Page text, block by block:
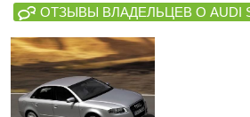
ОТЗЫВЫ ВЛАДЕЛЬЦЕВ О AUDI